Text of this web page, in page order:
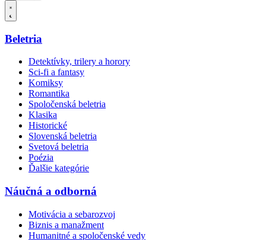
Beletria
Detektívky, trilery a horory
Sci-fi a fantasy
Komiksy
Romantika
Spoločenská beletria
Klasika
Historické
Slovenská beletria
Svetová beletria
Poézia
Ďalšie kategórie
Náučná a odborná
Motivácia a sebarozvoj
Biznis a manažment
Humanitné a spoločenské vedy